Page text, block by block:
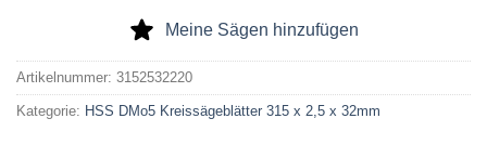
Meine Sägen hinzufügen
Artikelnummer: 3152532220
Kategorie: HSS DMo5 Kreissägeblätter 315 x 2,5 x 32mm